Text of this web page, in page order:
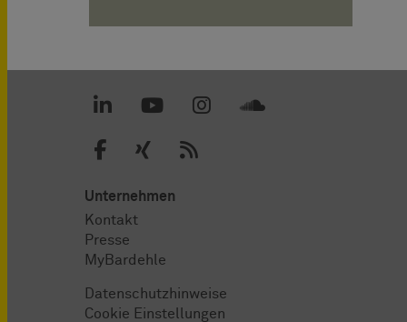
Unternehmen
Kontakt
Presse
MyBardehle
Datenschutzhinweise
Cookie Einstellungen